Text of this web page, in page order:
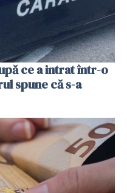
ce a intrat într-o
spune că s-a